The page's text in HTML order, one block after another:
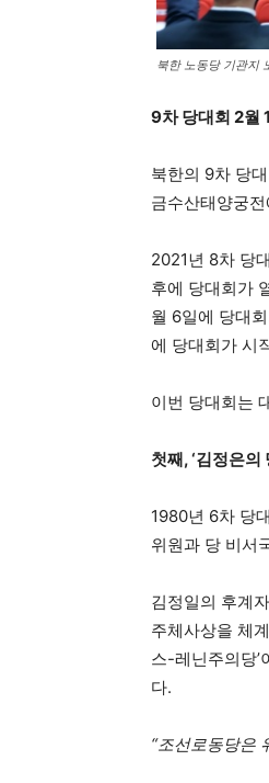
북한 노동당 기관지
9차 당대회 2월
북한의 9차 당
금수산태양궁
2021년 8차 당
후에 당대회가
월 6일에 당대
에 당대회가 시
이번 당대회는
첫째, ‘김정은의
1980년 6차 당
위원과 당 비서
김정일의 후계
주체사상을 체
스-레닌주의당
다.
“조선로동당은